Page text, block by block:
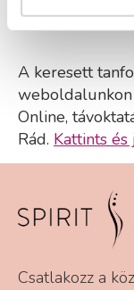
A keresett
Online,
Rád. Kattints és
Csatlakozz a